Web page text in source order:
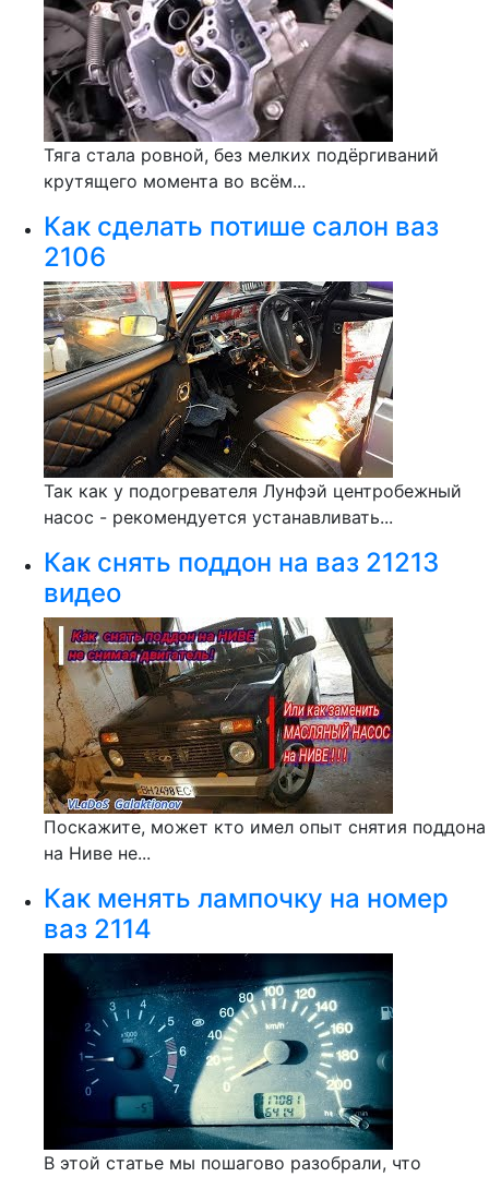
Тяга стала ровной, без мелких подёргиваний
крутящего момента во всём...
Как сделать потише салон ваз
2106
Так как у подогревателя Лунфэй центробежный
насос - рекомендуется устанавливать...
Как снять поддон на ваз 21213
видео
Поскажите, может кто имел опыт снятия поддона
на Ниве не...
Как менять лампочку на номер
ваз 2114
В этой статье мы пошагово разобрали, что